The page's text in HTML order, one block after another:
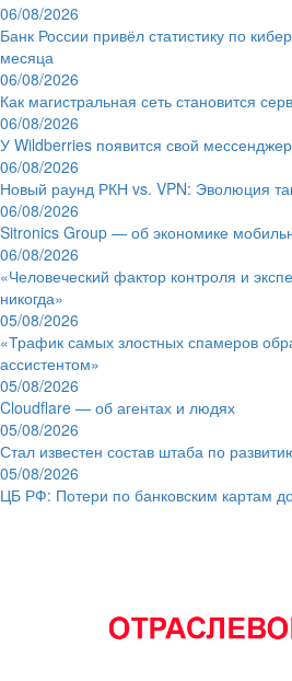
06/08/2026
Банк России привёл статистику по
месяца
06/08/2026
Как магистральная сеть становится
06/08/2026
У Wildberries появится свой
06/08/2026
Новый раунд РКН vs. VPN: Эволюция
06/08/2026
Sitronics Group — об экономике
06/08/2026
«Человеческий фактор контроля и
никогда»
05/08/2026
«Трафик самых злостных спамеров
ассистентом»
05/08/2026
Cloudflare — об агентах и людях
05/08/2026
Стал известен состав штаба по
05/08/2026
ЦБ РФ: Потери по банковским картам